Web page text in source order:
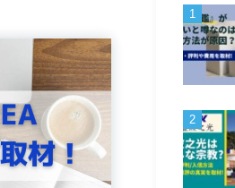
1
2